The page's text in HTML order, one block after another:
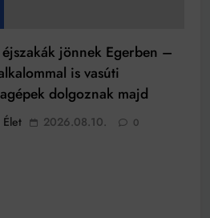
jönnek Egerben –
is vasúti
dolgoznak majd
Élet 2026.08.10. 0